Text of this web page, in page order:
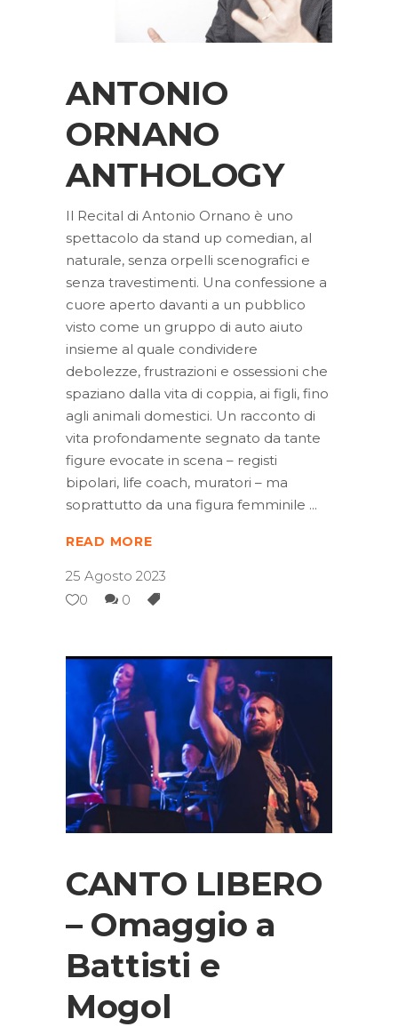
ANTONIO
ORNANO
ANTHOLOGY
Il Recital di Antonio Ornano è uno
spettacolo da stand up comedian, al
naturale, senza orpelli scenografici e
senza travestimenti. Una confessione a
cuore aperto davanti a un pubblico
visto come un gruppo di auto aiuto
insieme al quale condividere
debolezze, frustrazioni e ossessioni che
spaziano dalla vita di coppia, ai figli, fino
agli animali domestici. Un racconto di
vita profondamente segnato da tante
figure evocate in scena – registi
bipolari, life coach, muratori – ma
soprattutto da una figura femminile
READ MORE
25 Agosto 2023
0
0
CANTO LIBERO
– Omaggio a
Battisti e
Mogol